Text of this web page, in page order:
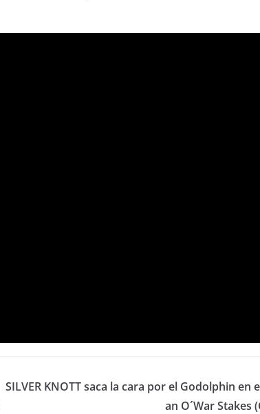
SILVER KNOTT saca la cara por el Godolphin en
an O´War Stakes